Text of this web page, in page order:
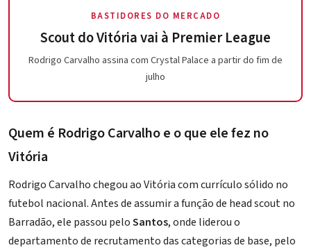
BASTIDORES DO MERCADO
Scout do Vitória vai à Premier League
Rodrigo Carvalho assina com Crystal Palace a partir do fim de
julho
Quem é Rodrigo Carvalho e o que ele fez no
Vitória
Rodrigo Carvalho chegou ao Vitória com currículo sólido no
futebol nacional. Antes de assumir a função de head scout no
Barradão, ele passou peloSantos, onde liderou o
departamento de recrutamento das categorias de base, pelo